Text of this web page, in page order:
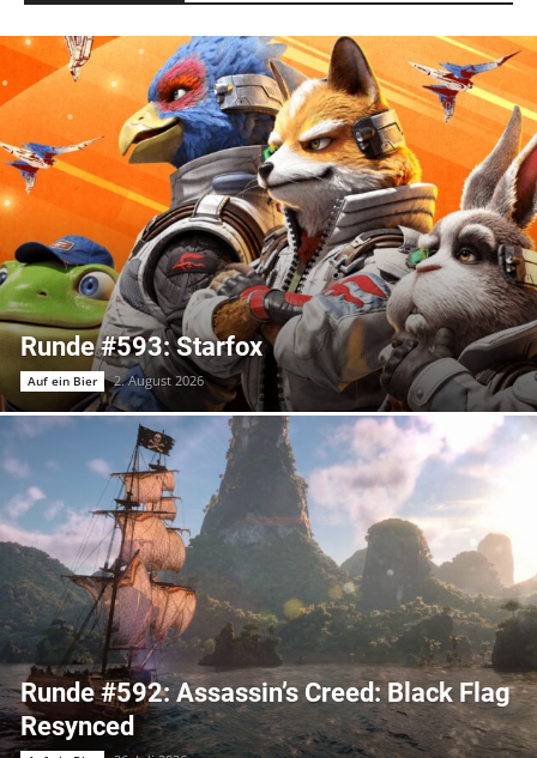
Runde #593: Starfox
Auf ein Bier 2. August 2026
Runde #592: Assassin’s Creed: Black Flag
Resynced